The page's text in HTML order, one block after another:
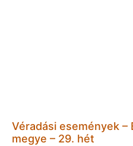
Véradási események
megye – 29. hét